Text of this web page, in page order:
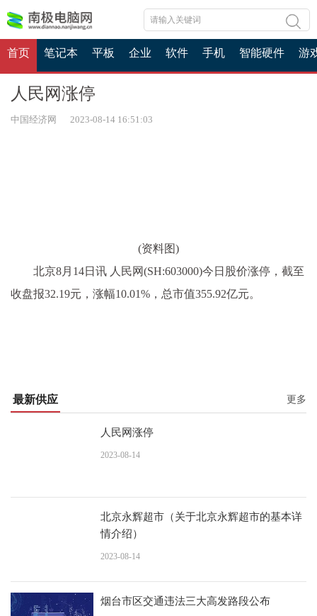
首页 笔记本 平板 企业 软件 手机 智能硬件 游
人民网涨停
中国经济网 2023-08-14 16:51:03
(资料图)
北京8月14日讯 人民网(SH:603000)今日股价涨停，截至
收盘报32.19元，涨幅10.01%，总市值355.92亿元。
最新供应 更多
人民网涨停
2023-08-14
北京永辉超市（关于北京永辉超市的基本详
情介绍）
2023-08-14
烟台市区交通违法三大高发路段公布